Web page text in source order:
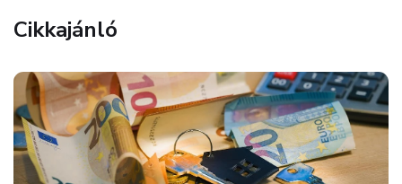
Cikkajánló
Ingatlanmix
Ilyen egy igazán élhető városi otthon
Budapesten